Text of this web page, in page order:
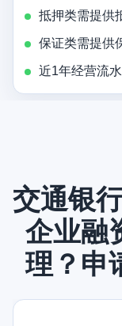
抵押类需提供
保证类需提供
近1年经营流
交通银
企业融
理？申